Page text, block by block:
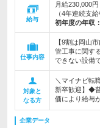
給与
月給230,000
（4年連続支
初年度の年収：
仕事内容
【9割は岡山
管工事に関す
できない設備
対象と
なる方
＼マイナビ転
新卒歓迎】◆
価により給与
企業データ